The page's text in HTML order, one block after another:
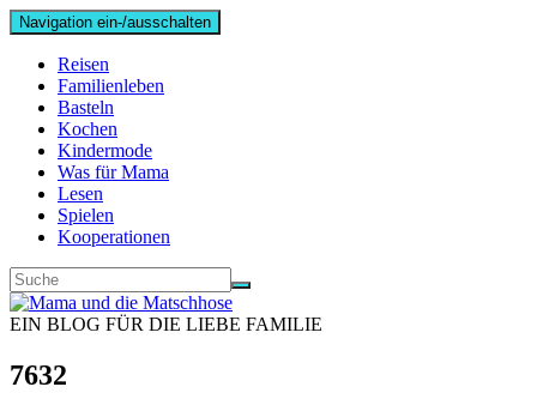
Navigation ein-/ausschalten
Reisen
Familienleben
Basteln
Kochen
Kindermode
Was für Mama
Lesen
Spielen
Kooperationen
EIN BLOG FÜR DIE LIEBE FAMILIE
7632